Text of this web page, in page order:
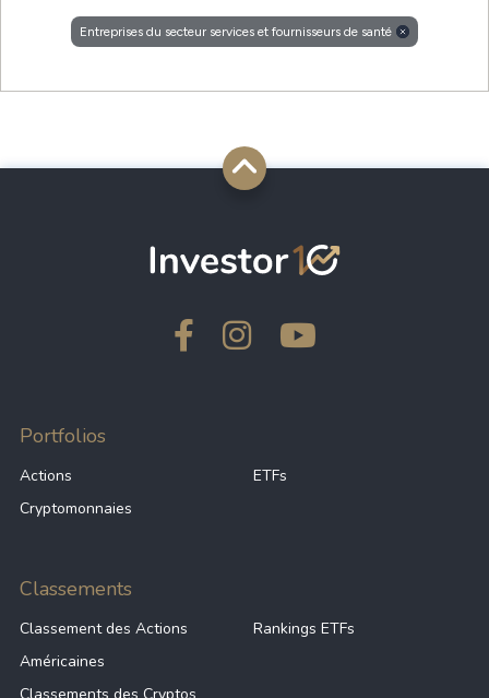
Entreprises du secteur services et fournisseurs de santé
Portfolios
Actions
ETFs
Cryptomonnaies
Classements
Classement des Actions
Américaines
Rankings ETFs